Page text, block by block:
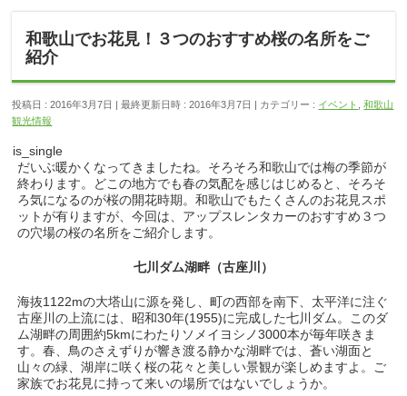
和歌山でお花見！３つのおすすめ桜の名所をご
紹介
投稿日 : 2016年3月7日 最終更新日時 : 2016年3月7日 カテゴリー : イベント ,和歌山
観光情報
is_single
だいぶ暖かくなってきましたね。そろそろ和歌山では梅の季節が
終わります。どこの地方でも春の気配を感じはじめると、そろそ
ろ気になるのが桜の開花時期。和歌山でもたくさんのお花見スポ
ットが有りますが、今回は、アップスレンタカーのおすすめ３つ
の穴場の桜の名所をご紹介します。
七川ダム湖畔（古座川）
海抜1122mの大塔山に源を発し、町の西部を南下、太平洋に注ぐ
古座川の上流には、昭和30年(1955)に完成した七川ダム。このダ
ム湖畔の周囲約5kmにわたりソメイヨシノ3000本が毎年咲きま
す。春、鳥のさえずりが響き渡る静かな湖畔では、蒼い湖面と
山々の緑、湖岸に咲く桜の花々と美しい景観が楽しめますよ。ご
家族でお花見に持って来いの場所ではないでしょうか。